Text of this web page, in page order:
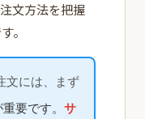
注文方法を把握
。
文には、まず
要です。 サ